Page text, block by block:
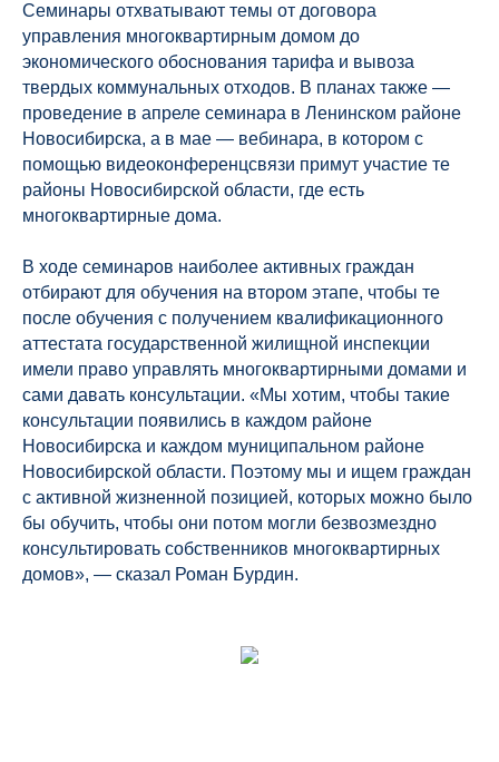
Семинары отхватывают темы от договора
управления многоквартирным домом до
экономического обоснования тарифа и вывоза
твердых коммунальных отходов. В планах также —
проведение в апреле семинара в Ленинском районе
Новосибирска, а в мае — вебинара, в котором с
помощью видеоконференцсвязи примут участие те
районы Новосибирской области, где есть
многоквартирные дома.
В ходе семинаров наиболее активных граждан
отбирают для обучения на втором этапе, чтобы те
после обучения с получением квалификационного
аттестата государственной жилищной инспекции
имели право управлять многоквартирными домами и
сами давать консультации. «Мы хотим, чтобы такие
консультации появились в каждом районе
Новосибирска и каждом муниципальном районе
Новосибирской области. Поэтому мы и ищем граждан
с активной жизненной позицией, которых можно было
бы обучить, чтобы они потом могли безвозмездно
консультировать собственников многоквартирных
домов», — сказал Роман Бурдин.